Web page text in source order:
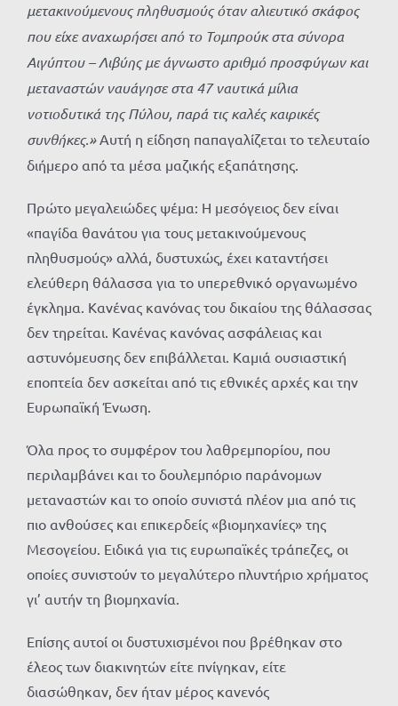
μετακινούμενους πληθυσμούς όταν αλιευτικό σκάφος
που είχε αναχωρήσει από το Τομπρούκ στα σύνορα
Αιγύπτου – Λιβύης με άγνωστο αριθμό προσφύγων και
μεταναστών ναυάγησε στα 47 ναυτικά μίλια
νοτιοδυτικά της Πύλου, παρά τις καλές καιρικές
συνθήκες.»Αυτή η είδηση παπαγαλίζεται το τελευταίο
διήμερο από τα μέσα μαζικής εξαπάτησης.
Πρώτο μεγαλειώδες ψέμα: Η μεσόγειος δεν είναι
«παγίδα θανάτου για τους μετακινούμενους
πληθυσμούς» αλλά, δυστυχώς, έχει καταντήσει
ελεύθερη θάλασσα για το υπερεθνικό οργανωμένο
έγκλημα. Κανένας κανόνας του δικαίου της θάλασσας
δεν τηρείται. Κανένας κανόνας ασφάλειας και
αστυνόμευσης δεν επιβάλλεται. Καμιά ουσιαστική
εποπτεία δεν ασκείται από τις εθνικές αρχές και την
Ευρωπαϊκή Ένωση.
Όλα προς το συμφέρον του λαθρεμπορίου, που
περιλαμβάνει και το δουλεμπόριο παράνομων
μεταναστών και το οποίο συνιστά πλέον μια από τις
πιο ανθούσες και επικερδείς «βιομηχανίες» της
Μεσογείου. Ειδικά για τις ευρωπαϊκές τράπεζες, οι
οποίες συνιστούν το μεγαλύτερο πλυντήριο χρήματος
γι’ αυτήν τη βιομηχανία.
Επίσης αυτοί οι δυστυχισμένοι που βρέθηκαν στο
έλεος των διακινητών είτε πνίγηκαν, είτε
διασώθηκαν, δεν ήταν μέρος κανενός